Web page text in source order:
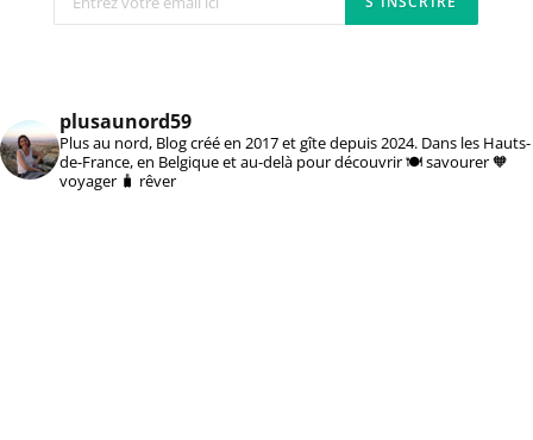
plusaunord59
Plus au nord, Blog créé en 2017 et gîte depuis 2024. Dans les Hauts-
de-France, en Belgique et au-delà pour découvrir 🍽️ savourer 🧡
voyager 🧳 rêver